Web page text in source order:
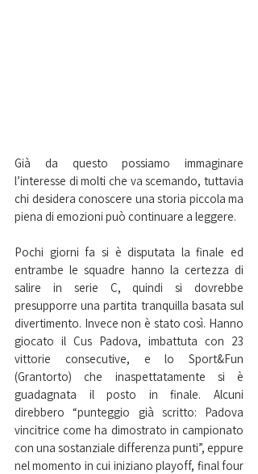
Già da questo possiamo immaginare
l’interesse di molti che va scemando, tuttavia
chi desidera conoscere una storia piccola ma
piena di emozioni può continuare a leggere.
Pochi giorni fa si è disputata la finale ed
entrambe le squadre hanno la certezza di
salire in serie C, quindi si dovrebbe
presupporre una partita tranquilla basata sul
divertimento. Invece non è stato così. Hanno
giocato il Cus Padova, imbattuta con 23
vittorie consecutive, e lo Sport&Fun
(Grantorto) che inaspettatamente si è
guadagnata il posto in finale. Alcuni
direbbero “punteggio già scritto: Padova
vincitrice come ha dimostrato in campionato
con una sostanziale differenza punti”, eppure
nel momento in cui iniziano playoff, final four